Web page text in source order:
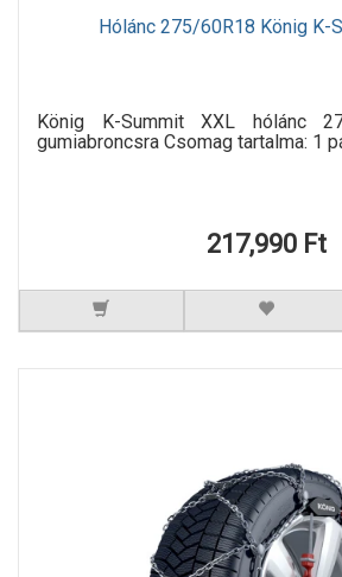
Hólánc 275/60R18 König K-
König K-Summit XXL hólánc
gumiabroncsra Csomag tartalma: 1
217,990 Ft